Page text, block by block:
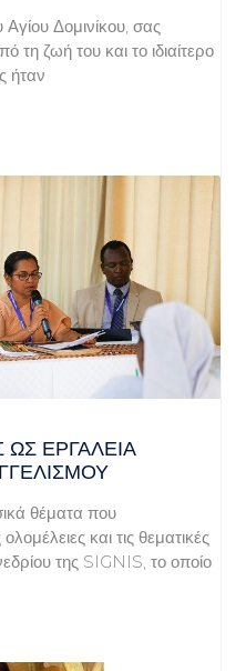
Αγίου Δομινίκου, σας
τη ζωή του και το ιδιαίτερο
ήταν
ΕΡΓΑΛΕΊΑ
θέματα που
και τις θεματικές
της SIGNIS, το οποίο